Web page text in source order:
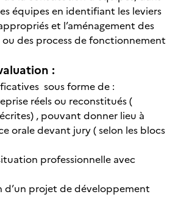
équipes en identifiant les leviers
et l’aménagement des
des process de fonctionnement
:
sous forme de :
réels ou reconstitués (
, pouvant donner lieu à
orale devant jury ( selon les blocs
professionnelle avec
d’un projet de développement